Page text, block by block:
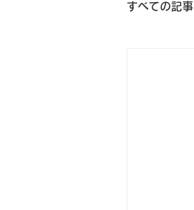
すべての記事